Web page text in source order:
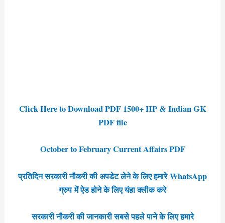
Click Here to Download PDF 1500+ HP & Indian GK
PDF file
October to February Current Affairs PDF
प्रतिदिन सरकारी नौकरी की अपडेट लेने के लिए हमारे WhatsApp
ग्रुप में ऐड होने के लिए यंहा क्लीक करे
सरकारी नौकरी की जानकारी सबसे पहले पाने के लिए हमारे